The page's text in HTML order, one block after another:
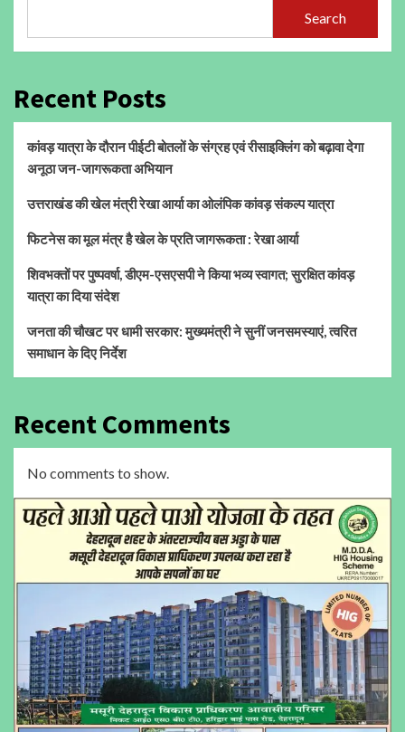
Search
Recent Posts
कांवड़ यात्रा के दौरान पीईटी बोतलों के संग्रह एवं रीसाइक्लिंग को बढ़ावा देगा
अनूठा जन-जागरूकता अभियान
उत्तराखंड की खेल मंत्री रेखा आर्या का ओलंपिक कांवड़ संकल्प यात्रा
फिटनेस का मूल मंत्र है खेल के प्रति जागरूकता : रेखा आर्या
शिवभक्तों पर पुष्पवर्षा, डीएम-एसएसपी ने किया भव्य स्वागत; सुरक्षित कांवड़
यात्रा का दिया संदेश
जनता की चौखट पर धामी सरकार: मुख्यमंत्री ने सुनीं जनसमस्याएं, त्वरित
समाधान के दिए निर्देश
Recent Comments
No comments to show.